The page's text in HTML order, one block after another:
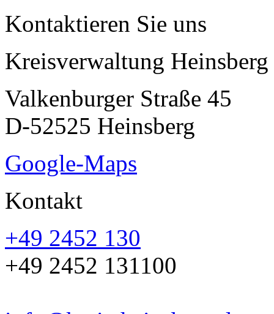
Kontaktieren Sie uns
Kreisverwaltung Heinsberg
Valkenburger Straße 45
D-52525 Heinsberg
Google-Maps
Kontakt
+49 2452 130
+49 2452 131100